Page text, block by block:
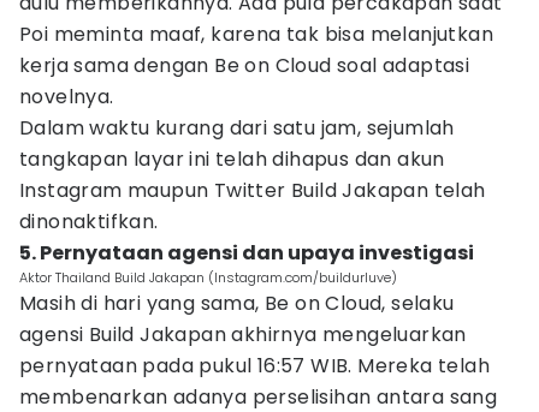
Poi meminta maaf, karena tak bisa melanjutkan
kerja sama dengan Be on Cloud soal adaptasi
novelnya.
Dalam waktu kurang dari satu jam, sejumlah
tangkapan layar ini telah dihapus dan akun
Instagram maupun Twitter Build Jakapan telah
dinonaktifkan.
5. Pernyataan agensi dan upaya investigasi
Aktor Thailand Build Jakapan (Instagram.com/buildurluve)
Masih di hari yang sama, Be on Cloud, selaku
agensi Build Jakapan akhirnya mengeluarkan
pernyataan pada pukul 16:57 WIB. Mereka telah
membenarkan adanya perselisihan antara sang